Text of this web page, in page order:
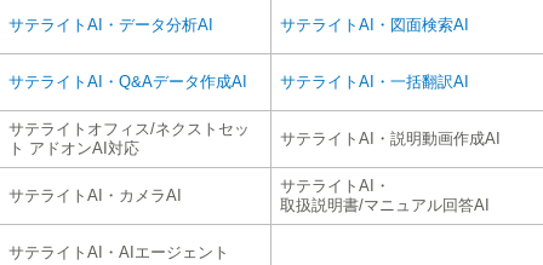
サテライトAI・データ分析AI サテライトAI・図面検索AI
サテライトAI・Q&Aデータ作成AI サテライトAI・一括翻訳AI
サテライトオフィス/ネクストセッ
ト アドオンAI対応
サテライトAI・説明動画作成AI
サテライトAI・カメラAI
サテライトAI・
取扱説明書/マニュアル回答AI
サテライトAI・AIエージェント